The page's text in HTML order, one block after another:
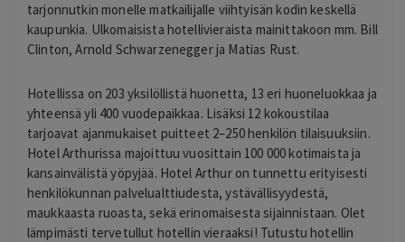
tarjonnutkin monelle matkailijalle viihtyisän kodin keskellä
kaupunkia. Ulkomaisista hotellivieraista mainittakoon mm. Bill
Clinton, Arnold Schwarzenegger ja Matias Rust.
Hotellissa on 203 yksilöllistä huonetta, 13 eri huoneluokkaa ja
yhteensä yli 400 vuodepaikkaa. Lisäksi 12 kokoustilaa
tarjoavat ajanmukaiset puitteet 2–250 henkilön tilaisuuksiin.
Hotel Arthurissa majoittuu vuosittain 100 000 kotimaista ja
kansainvälistä yöpyjää. Hotel Arthur on tunnettu erityisesti
henkilökunnan palvelualttiudesta, ystävällisyydestä,
maukkaasta ruoasta, sekä erinomaisesta sijainnistaan. Olet
lämpimästi tervetullut hotellin vieraaksi! Tutustu hotellin